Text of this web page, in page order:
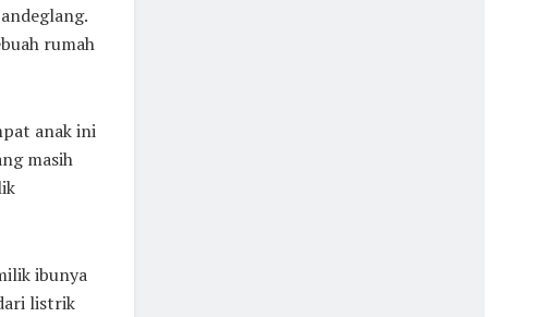
rumah
anak ini
masih
ibunya
listrik